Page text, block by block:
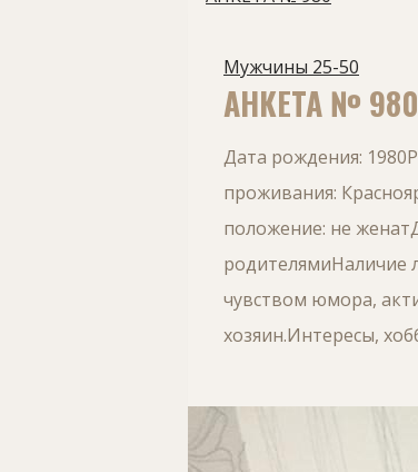
Мужчины 25-50
АНКЕТА № 980
Дата рождения:
проживания:
положение: не
родителямиНаличие
чувством юмора,
хозяин.Интересы,